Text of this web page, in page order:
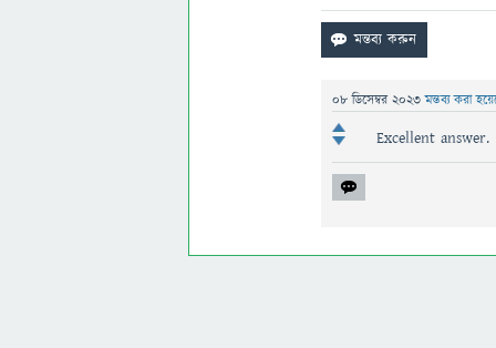
08 ডিসেম্বর 2023 মন্তব্য করা
Excellent answer.